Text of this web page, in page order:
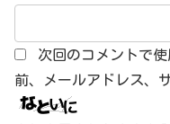
次回のコメントで
前、メールアドレス、